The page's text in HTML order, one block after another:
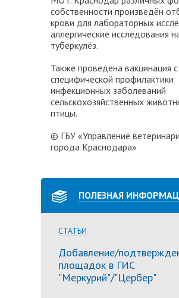
собственности произведён
крови для лабораторных
аллергические исследования
туберкулёз.
Также проведена вакцинация
специфической профилактики
инфекционных заболеваний
сельскохозяйственных
птицы.
© ГБУ «Управление
города Краснодара»
ПОЛЕЗНАЯ
СТАТЬИ
Добавление/
площадок в ГИС
"Меркурий"/"Цербер"